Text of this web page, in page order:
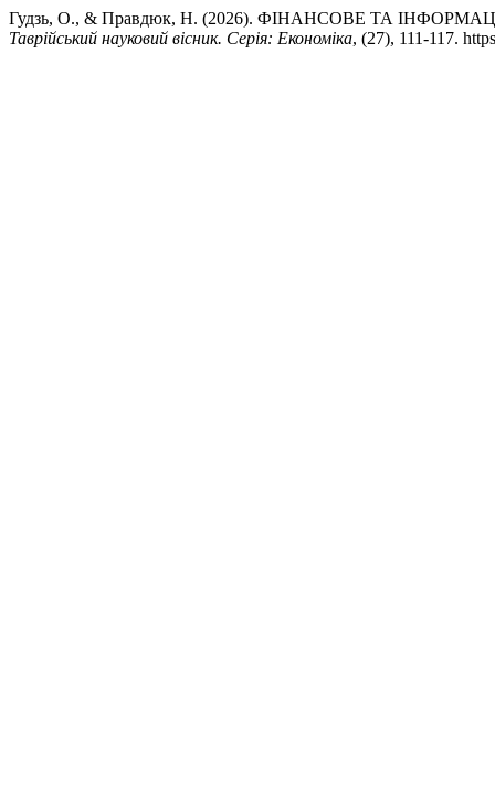
Гудзь, О., & Правдюк, Н. (2026). ФІНАНСОВЕ ТА
Таврійський науковий вісник. Серія: Економіка, (27), 111-117.